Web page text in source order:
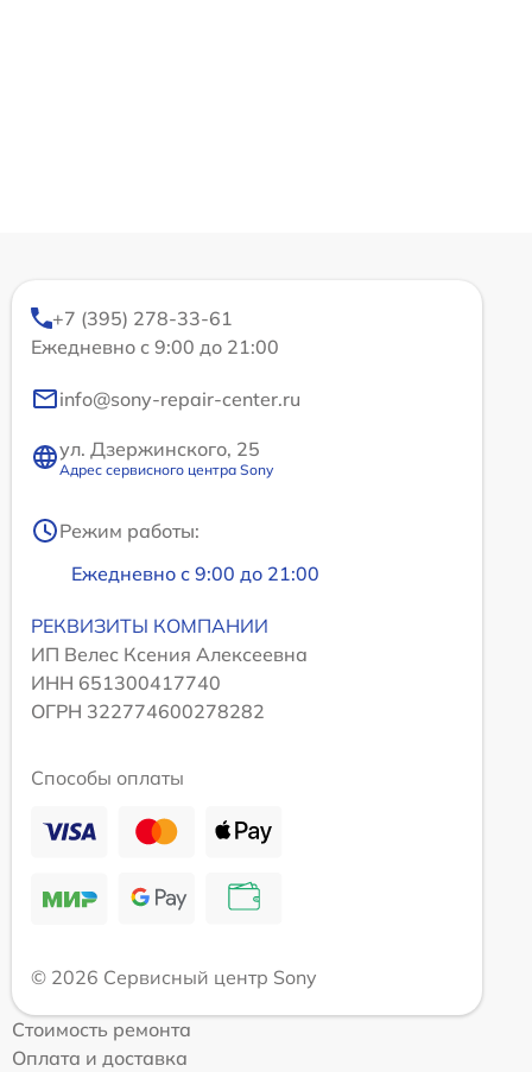
+7 (395) 278-33-61
Ежедневно с 9:00 до 21:00
info@sony-repair-center.ru
ул. Дзержинского, 25
Адрес сервисного центра Sony
Режим работы:
Ежедневно с 9:00 до 21:00
РЕКВИЗИТЫ КОМПАНИИ
ИП Велес Ксения Алексеевна
ИНН 651300417740
ОГРН 322774600278282
Способы оплаты
© 2026 Сервисный центр Sony
Стоимость ремонта
Оплата и доставка